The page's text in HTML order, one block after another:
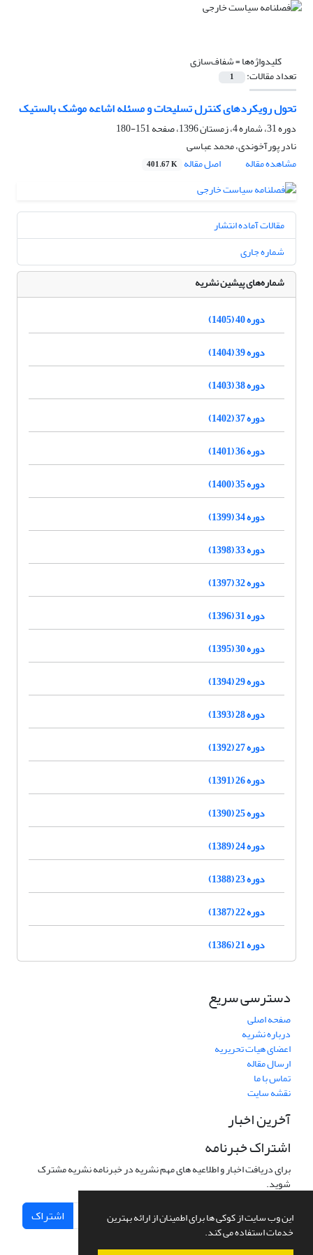
این وب سایت از کوکی ها برای اطمینان از ارائه بهترین
خدمات استفاده می کند.
کلیدواژه‌ها =شفاف‌سازی
تعداد مقالات: 1
تحول رویکردهای کنترل تسلیحات و مسئله اشاعه موشک بالستیک
دوره 31، شماره 4، زمستان 1396، صفحه
151-180
نادر پورآخوندی، محمد عباسی
مشاهده مقاله
اصل مقاله 401.67 K
مقالات آماده انتشار
شماره جاری
شماره‌های پیشین نشریه
دوره 40 (1405)
دوره 39 (1404)
دوره 38 (1403)
دوره 37 (1402)
دوره 36 (1401)
دوره 35 (1400)
دوره 34 (1399)
دوره 33 (1398)
دوره 32 (1397)
دوره 31 (1396)
دوره 30 (1395)
دوره 29 (1394)
دوره 28 (1393)
دوره 27 (1392)
دوره 26 (1391)
دوره 25 (1390)
دوره 24 (1389)
دوره 23 (1388)
دوره 22 (1387)
دوره 21 (1386)
دسترسی سریع
صفحه اصلی
درباره نشریه
اعضای هیات تحریریه
ارسال مقاله
تماس با ما
نقشه سایت
آخرین اخبار
اشتراک خبرنامه
برای دریافت اخبار و اطلاعیه های مهم نشریه در خبرنامه نشریه مشترک
شوید.
اشتراک